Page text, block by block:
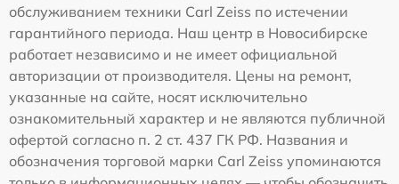
обслуживанием техники Carl Zeiss по истечении
гарантийного периода. Наш центр в Новосибирске
работает независимо и не имеет официальной
авторизации от производителя. Цены на ремонт,
указанные на сайте, носят исключительно
ознакомительный характер и не являются публичной
офертой согласно п. 2 ст. 437 ГК РФ. Названия и
обозначения торговой марки Carl Zeiss упоминаются